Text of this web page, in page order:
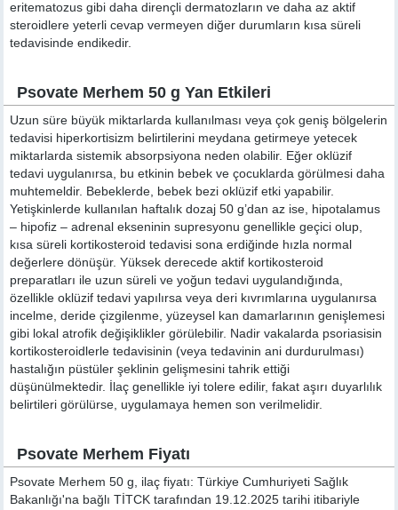
eritematozus gibi daha dirençli dermatozların ve daha az aktif
steroidlere yeterli cevap vermeyen diğer durumların kısa süreli
tedavisinde endikedir.
Psovate Merhem 50 g Yan Etkileri
Uzun süre büyük miktarlarda kullanılması veya çok geniş bölgelerin
tedavisi hiperkortisizm belirtilerini meydana getirmeye yetecek
miktarlarda sistemik absorpsiyona neden olabilir. Eğer oklüzif
tedavi uygulanırsa, bu etkinin bebek ve çocuklarda görülmesi daha
muhtemeldir. Bebeklerde, bebek bezi oklüzif etki yapabilir.
Yetişkinlerde kullanılan haftalık dozaj 50 g’dan az ise, hipotalamus
– hipofiz – adrenal ekseninin supresyonu genellikle geçici olup,
kısa süreli kortikosteroid tedavisi sona erdiğinde hızla normal
değerlere dönüşür. Yüksek derecede aktif kortikosteroid
preparatları ile uzun süreli ve yoğun tedavi uygulandığında,
özellikle oklüzif tedavi yapılırsa veya deri kıvrımlarına uygulanırsa
incelme, deride çizgilenme, yüzeysel kan damarlarının genişlemesi
gibi lokal atrofik değişiklikler görülebilir. Nadir vakalarda psoriasisin
kortikosteroidlerle tedavisinin (veya tedavinin ani durdurulması)
hastalığın püstüler şeklinin gelişmesini tahrik ettiği
düşünülmektedir. İlaç genellikle iyi tolere edilir, fakat aşırı duyarlılık
belirtileri görülürse, uygulamaya hemen son verilmelidir.
Psovate Merhem Fiyatı
Psovate Merhem 50 g, ilaç fiyatı: Türkiye Cumhuriyeti Sağlık
Bakanlığı'na bağlı TİTCK tarafından 19.12.2025 tarihi itibariyle